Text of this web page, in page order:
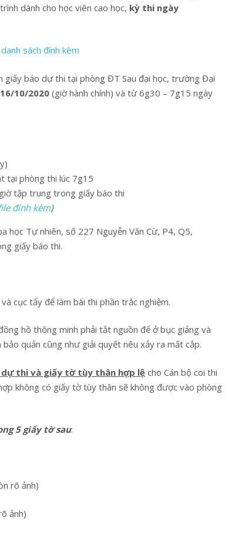
dành cho học viên cao học, kỳ thi ngày
sách đính kèm
giấy báo dự thi tại phòng ĐT Sau đại học, trường Đại
10/2020 (giờ hành chính) và từ 6g30 – 7g15 ngày
tại phòng thi lúc 7g15
tập trung trong giấy báo thi
đính kèm)
học Tự nhiên, số 227 Nguyễn Văn Cừ, P4, Q5,
giấy báo thi.
cục tẩy để làm bài thi phần trắc nghiệm.
hồ thông minh phải tắt nguồn để ở bục giảng và
quản cũng như giải quyết nêu xảy ra mất cắp.
dự thi và giấy tờ tùy thân hợp lệ cho Cán bộ coi thi
không có giấy tờ tùy thân sẽ không được vào phòng
5 giấy tờ sau:
rõ ảnh)
ảnh)